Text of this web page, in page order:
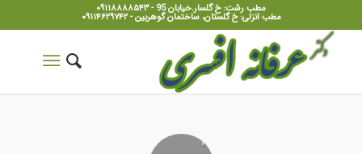
مطب رشت: خ گلسار.خیابان 95 - ۰۹۱۱۸۸۸۸۵۴۳
مطب انزلی: خ گلستان، ساختمان گوهربین - ۰۹۱۱۴۶۲۹۷۴۲